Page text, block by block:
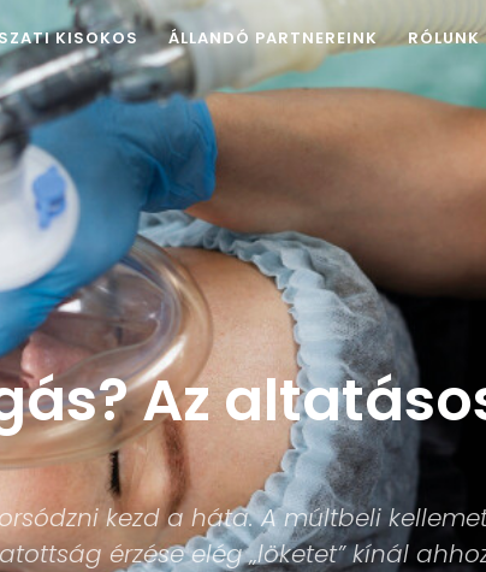
KISOKOS ÁLLANDÓ PARTNEREINK RÓLUNK
Az
kezd a háta. A múltbeli
érzése elég „löketet” kínál